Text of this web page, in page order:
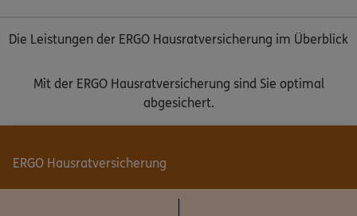
Die Leistungen der ERGO Hausratversicherung im Überblick
Mit der ERGO Hausratversicherung sind Sie optimal
abgesichert.
ERGO Hausratversicherung